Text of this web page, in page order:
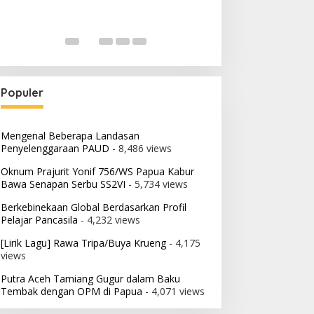
Penyelenggaraan PAUD- 8,486 views
Oknum Prajurit Yonif 756/WS Papua Kabur
Bawa Senapan Serbu SS2VI
Pelajar Pancasila- 4,232 views
[Lirik Lagu] Rawa Tripa/Buya Krueng
views
Putra Aceh Tamiang Gugur dalam Baku
Tembak dengan OPM di Papua- 4,071 views